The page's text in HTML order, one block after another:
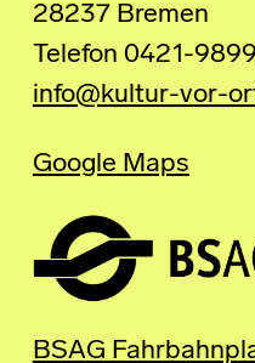
28237 Bremen
Telefon 0421-
info@kultur-vor-
Google Maps
BSAG